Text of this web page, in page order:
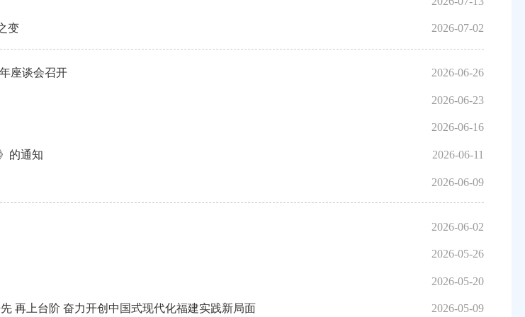
变 2026-07-02
座谈会召开 2026-06-26
2026-06-23
2026-06-16
的通知 2026-06-11
2026-06-09
2026-06-02
2026-05-26
2026-05-20
再上台阶 奋力开创中国式现代化福建实践新局面 2026-05-09